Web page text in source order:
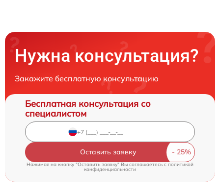
Нужна консультация?
Закажите бесплатную консультацию
Бесплатная консультация со
специалистом
Оставить заявку
Нажимая на кнопку "Оставить заявку" Вы соглашаетесь c политикой
конфиденциальности